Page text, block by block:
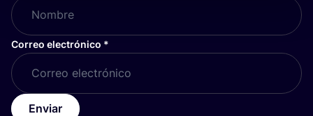
Correo electrónico *
Enviar